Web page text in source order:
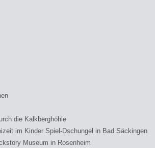
die Kalkberghöhle
im Kinder Spiel-Dschungel in Bad Säckingen
Museum in Rosenheim